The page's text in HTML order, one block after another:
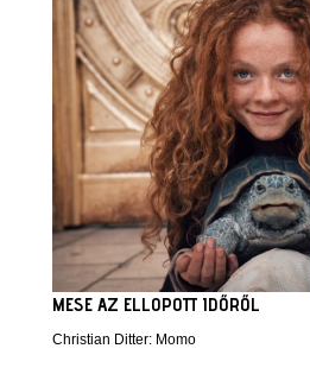
MESE AZ ELLOPOTT IDŐRŐL
Christian Ditter: Momo